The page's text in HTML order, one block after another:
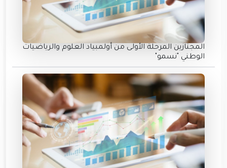
المجتازين المرحلة الأولى من أولمبياد العلوم والرياضيات
الوطني "نسمو"